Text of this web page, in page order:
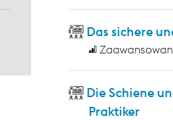
Das sichere
Die Schiene
Praktiker